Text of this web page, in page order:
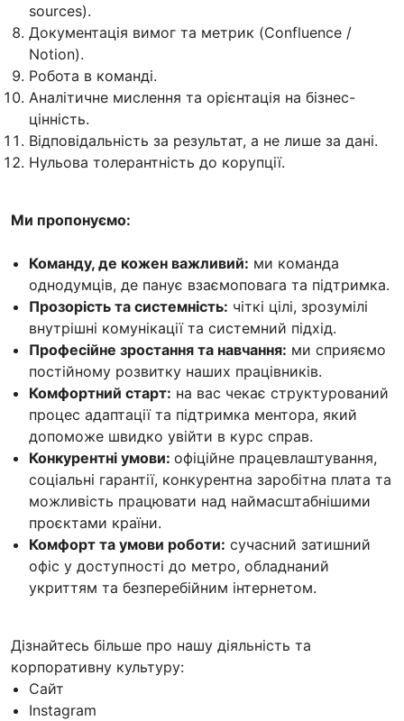
sources).
Документація вимог та метрик (Confluence /
Notion).
Робота в команді.
Аналітичне мислення та орієнтація на бізнес-
цінність.
Відповідальність за результат, а не лише за дані.
Нульова толерантність до корупції.
Ми пропонуємо:
Команду, де кожен важливий: ми команда
однодумців, де панує взаємоповага та підтримка.
Прозорість та системність: чіткі цілі, зрозумілі
внутрішні комунікації та системний підхід.
Професійне зростання та навчання: ми сприяємо
постійному розвитку наших працівників.
Комфортний старт: на вас чекає структурований
процес адаптації та підтримка ментора, який
допоможе швидко увійти в курс справ.
Конкурентні умови: офіційне працевлаштування,
соціальні гарантії, конкурентна заробітна плата та
можливість працювати над наймасштабнішими
проєктами країни.
Комфорт та умови роботи: сучасний затишний
офіс у доступності до метро, обладнаний
укриттям та безперебійним інтернетом.
Дізнайтесь більше про нашу діяльність та
корпоративну культуру:
Сайт
⁠Instagram